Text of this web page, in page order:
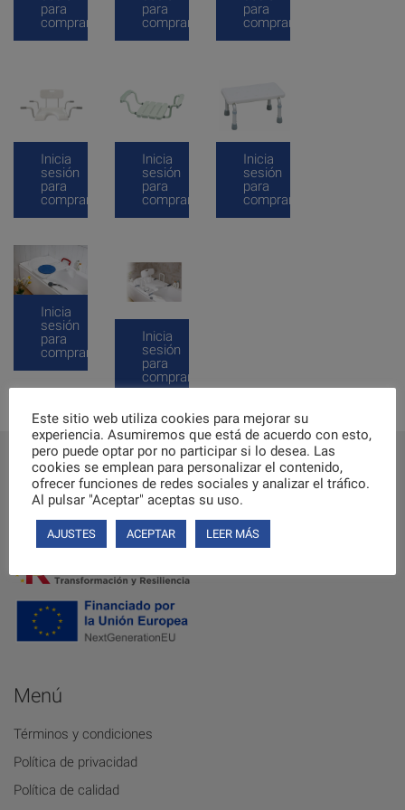
para
comprar
para
comprar
para
comprar
Inicia
sesión
para
comprar
Inicia
sesión
para
comprar
Inicia
sesión
para
comprar
Inicia
sesión
para
comprar
Inicia
sesión
para
comprar
Menú
Términos y condiciones
Política de privacidad
Política de calidad
Este sitio web utiliza cookies para mejorar su
experiencia. Asumiremos que está de acuerdo con esto,
pero puede optar por no participar si lo desea. Las
cookies se emplean para personalizar el contenido,
ofrecer funciones de redes sociales y analizar el tráfico.
Al pulsar "Aceptar" aceptas su uso.
AJUSTES ACEPTAR LEER MÁS